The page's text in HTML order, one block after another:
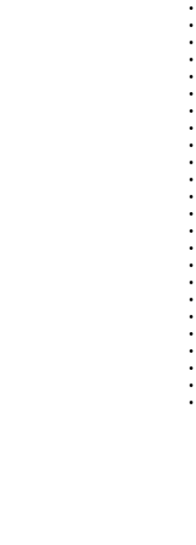
•
•
•
•
•
•
•
•
•
•
•
•
•
•
•
•
•
•
•
•
•
•
•
•